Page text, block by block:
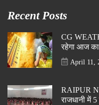
Recent Posts
CG
रहेगा आज
April 11,
RAIPUR
राजधानी में